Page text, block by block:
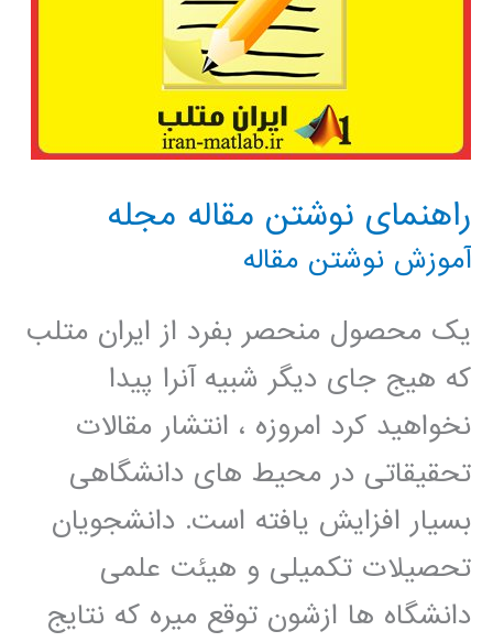
راهنمای نوشتن مقاله مجله
آموزش نوشتن مقاله
یک محصول منحصر بفرد از ایران متلب
که هیج جای دیگر شبیه آنرا پیدا
نخواهید کرد امروزه ، انتشار مقالات
تحقیقاتی در محیط های دانشگاهی
بسیار افزایش یافته است. دانشجویان
تحصیلات تکمیلی و هیئت علمی
دانشگاه ها ازشون توقع میره که نتایج